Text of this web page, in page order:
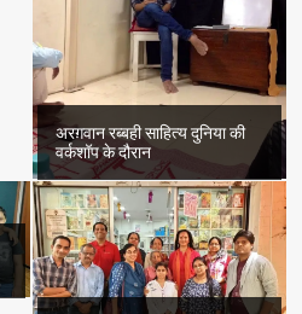
अरग़वान रब्बही साहित्य दुनिया की
वर्कशॉप के दौरान